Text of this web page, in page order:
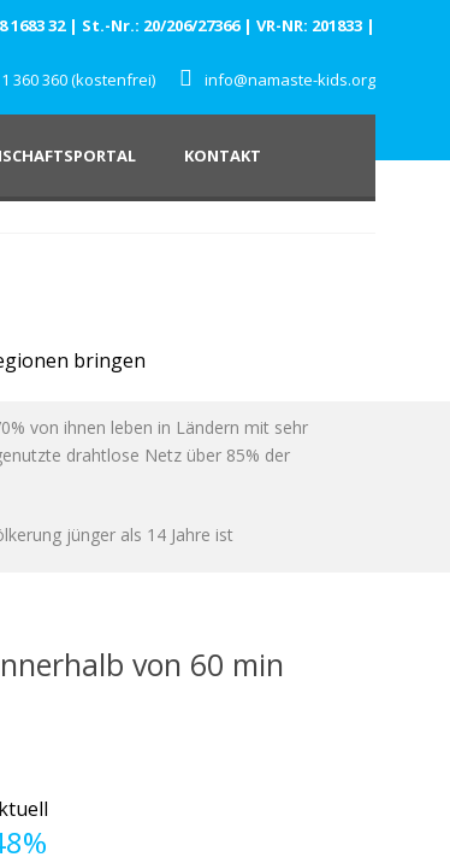
1683 32 | St.-Nr.: 20/206/27366 | VR-NR: 201833 |
360 360 (kostenfrei) info@namaste-kids.org
KONTAKT
bringen
von ihnen leben in Ländern mit sehr
drahtlose Netz über 85% der
jünger als 14 Jahre ist
von 60 min